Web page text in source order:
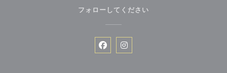
フォローしてください
Facebook ((新しいウィンドウで
Instagram ((新しいウィンド